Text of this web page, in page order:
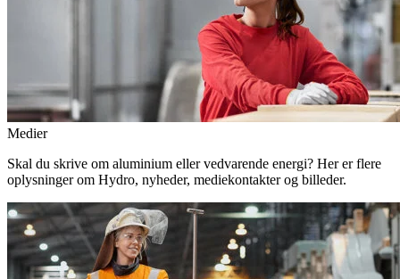
Medier
Skal du skrive om aluminium eller vedvarende energi? Her er flere
oplysninger om Hydro, nyheder, mediekontakter og billeder.